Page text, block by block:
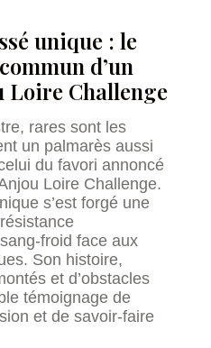
unique : le
d’un
Loire Challenge
rares sont les
un palmarès aussi
du favori annoncé
Loire Challenge.
s’est forgé une
froid face aux
Son histoire,
et d’obstacles
témoignage de
et de savoir-faire